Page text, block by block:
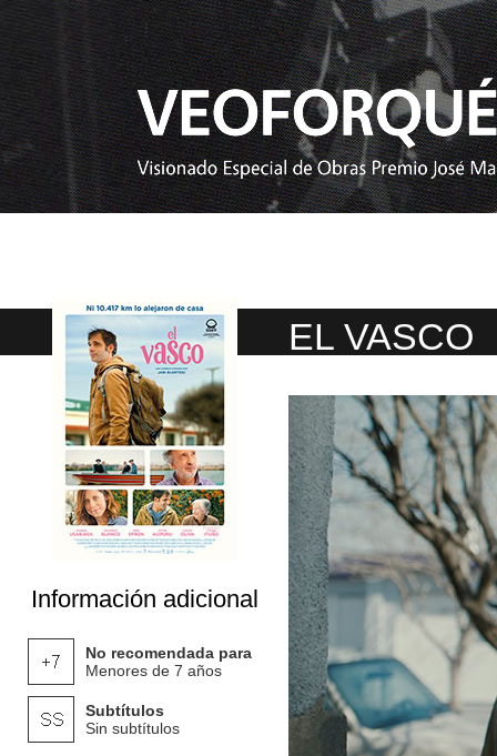
Información adicional
No recomendada para
Menores de 7 años
Subtítulos
Sin subtítulos
EL VASCO